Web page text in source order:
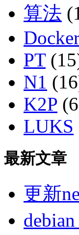
算法
PT
N1
K2P
LUKS
最新文章
更新